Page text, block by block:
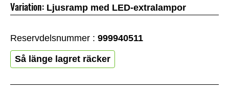
Variation: Ljusramp med LED‑extralampor
Reservdelsnummer : 999940511
Så länge lagret räcker